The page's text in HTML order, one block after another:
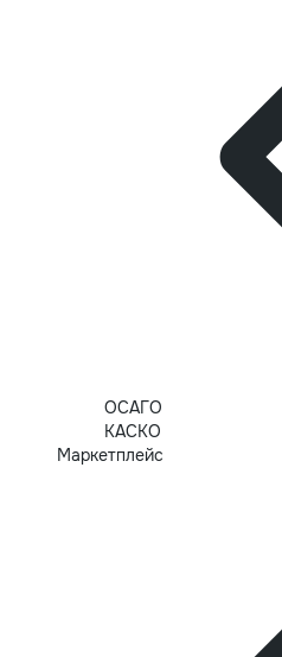
ОСАГО
КАСКО
Маркетплейс